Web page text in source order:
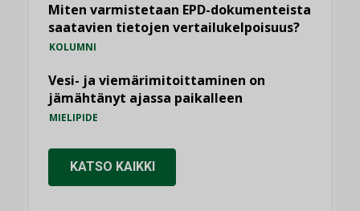
Miten varmistetaan EPD-dokumenteista
saatavien tietojen vertailukelpoisuus?
KOLUMNI
Vesi- ja viemärimitoittaminen on
jämähtänyt ajassa paikalleen
MIELIPIDE
KATSO KAIKKI